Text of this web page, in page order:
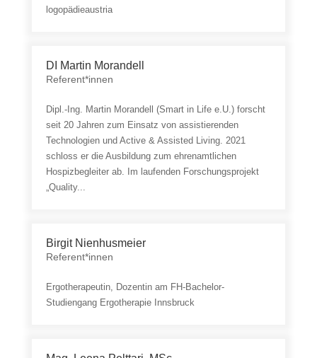
logopädieaustria
DI Martin Morandell
Referent*innen
Dipl.-Ing. Martin Morandell (Smart in Life e.U.) forscht
seit 20 Jahren zum Einsatz von assistierenden
Technologien und Active & Assisted Living. 2021
schloss er die Ausbildung zum ehrenamtlichen
Hospizbegleiter ab. Im laufenden Forschungsprojekt
„Quality...
Birgit Nienhusmeier
Referent*innen
Ergotherapeutin, Dozentin am FH-Bachelor-
Studiengang Ergotherapie Innsbruck